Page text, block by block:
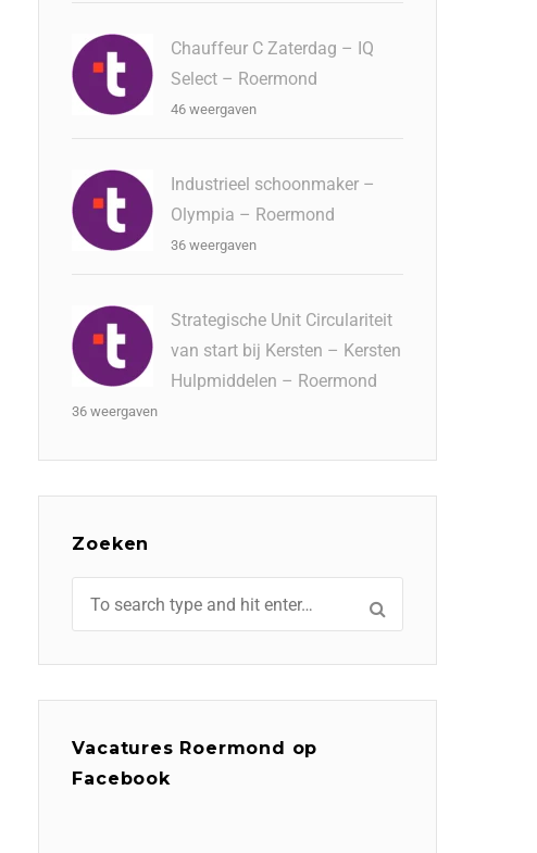
Chauffeur C Zaterdag – IQ
Select – Roermond
46 weergaven
Industrieel schoonmaker –
Olympia – Roermond
36 weergaven
Strategische Unit Circulariteit
van start bij Kersten – Kersten
Hulpmiddelen – Roermond
36 weergaven
Zoeken
Vacatures Roermond op
Facebook